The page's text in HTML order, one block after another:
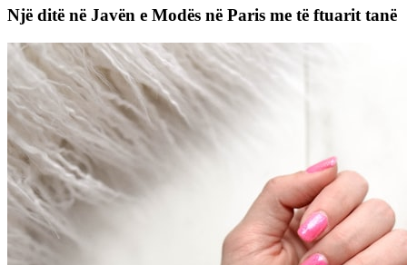
Një ditë në Javën e Modës në Paris me të ftuarit tanë